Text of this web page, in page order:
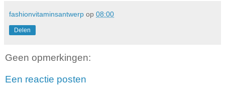
fashionvitaminsantwerp op 08:00
Delen
Geen opmerkingen:
Een reactie posten